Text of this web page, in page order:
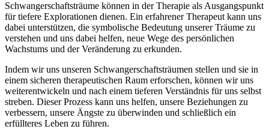
Schwangerschaftsträume können in der Therapie als Ausgangspunkt
für tiefere Explorationen dienen. Ein erfahrener Therapeut kann uns
dabei unterstützen, die symbolische Bedeutung unserer Träume zu
verstehen und uns dabei helfen, neue Wege des persönlichen
Wachstums und der Veränderung zu erkunden.
Indem wir uns unseren Schwangerschaftsträumen stellen und sie in
einem sicheren therapeutischen Raum erforschen, können wir uns
weiterentwickeln und nach einem tieferen Verständnis für uns selbst
streben. Dieser Prozess kann uns helfen, unsere Beziehungen zu
verbessern, unsere Ängste zu überwinden und schließlich ein
erfüllteres Leben zu führen.